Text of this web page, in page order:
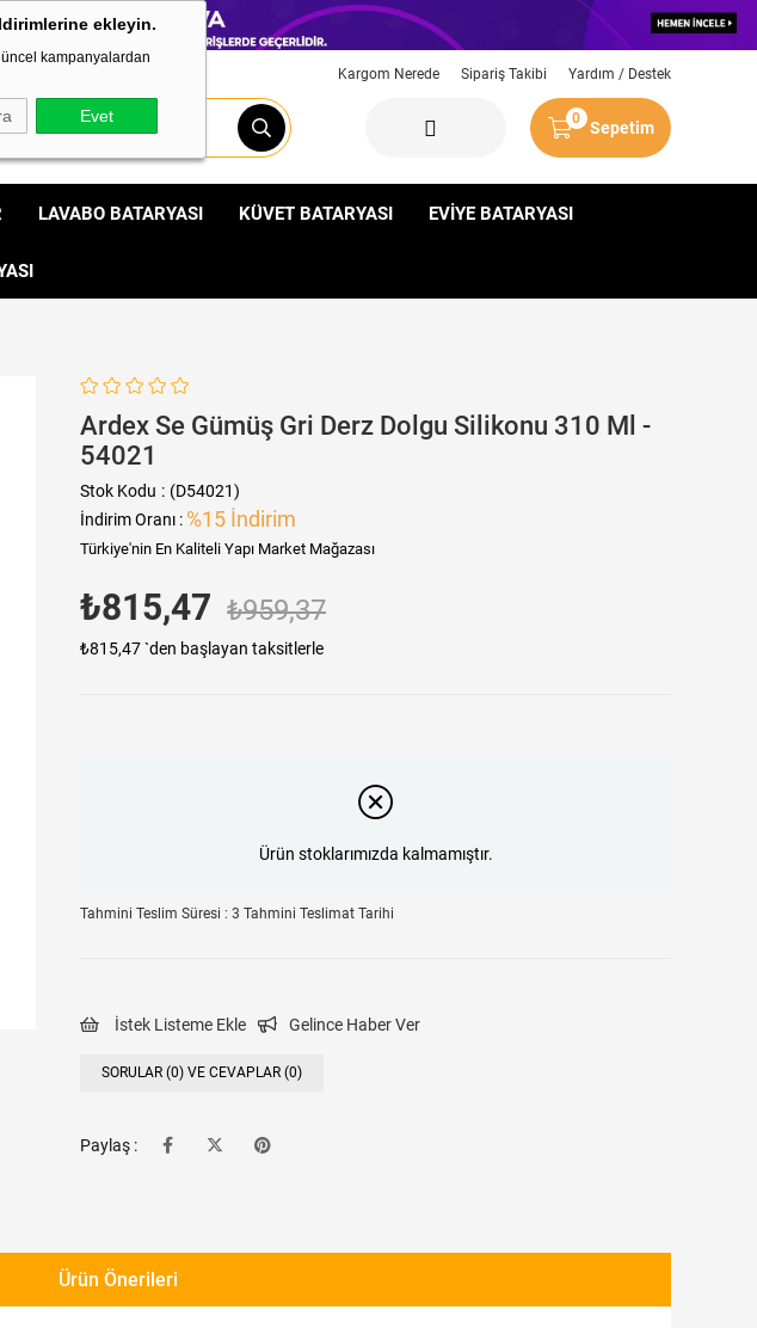
ekleyin.
kampanyalardan
Evet
Sepetim
0
Kargom Nerede Sipariş Takibi Yardım / Destek
LAVABO BATARYASI KÜVET BATARYASI EVİYE BATARYASI
Ardex Se Gümüş Gri Derz Dolgu Silikonu 310 Ml -
54021
Stok Kodu
(D54021)
İndirim Oranı : %15 İndirim
Türkiye'nin En Kaliteli Yapı Market Mağazası
₺959,37
₺815,47
₺815,47`den başlayan taksitlerle
Ürün stoklarımızda kalmamıştır.
Tahmini Teslim Süresi : 3 Tahmini Teslimat Tarihi
İstek Listeme Ekle Gelince Haber Ver
SORULAR (0) VE CEVAPLAR (0)
Paylaş :
Ürün Önerileri